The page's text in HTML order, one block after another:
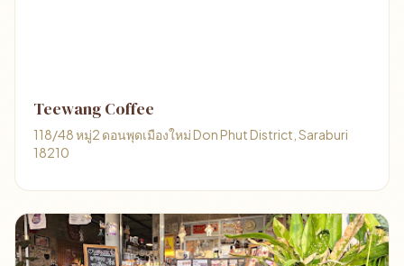
Teewang Coffee
118/48 หมู่2 ดอนพุดเมืองใหม่ Don Phut District, Saraburi
18210